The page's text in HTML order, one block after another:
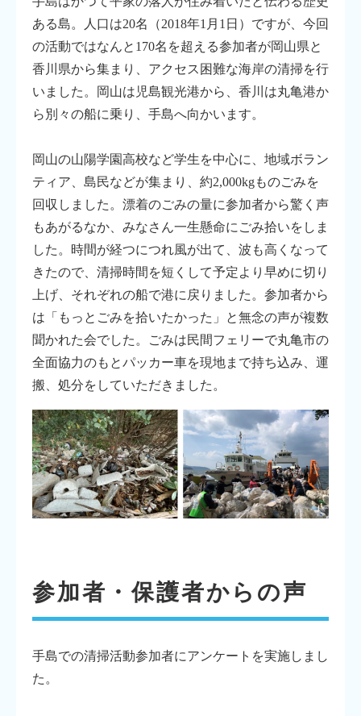
ある島。人口は20名（2018年1月1日）ですが、今回
の活動ではなんと170名を超える参加者が岡山県と
香川県から集まり、アクセス困難な海岸の清掃を行
いました。岡山は児島観光港から、香川は丸亀港か
ら別々の船に乗り、手島へ向かいます。
岡山の山陽学園高校など学生を中心に、地域ボラン
ティア、島民などが集まり、約2,000kgものごみを
回収しました。漂着のごみの量に参加者から驚く声
もあがるなか、みなさん一生懸命にごみ拾いをしま
した。時間が経つにつれ風が出て、波も高くなって
きたので、清掃時間を短くして予定より早めに切り
上げ、それぞれの船で港に戻りました。参加者から
は「もっとごみを拾いたかった」と無念の声が複数
聞かれた会でした。ごみは民間フェリーで丸亀市の
全面協力のもとパッカー車を現地まで持ち込み、運
搬、処分をしていただきました。
参加者・保護者からの声
手島での清掃活動参加者にアンケートを実施しまし
た。